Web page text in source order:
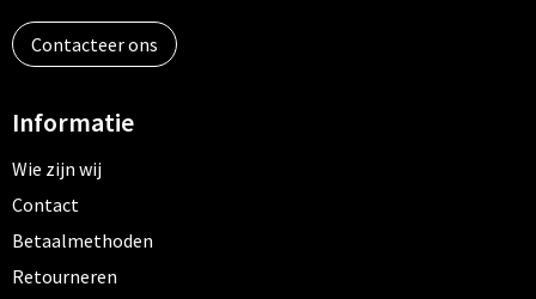
Contacteer ons
Informatie
Wie zijn wij
Contact
Betaalmethoden
Retourneren